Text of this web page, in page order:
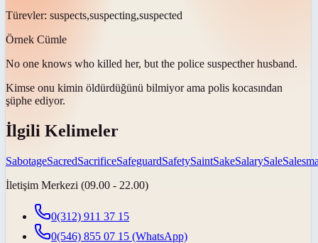
Türevler: suspects,suspecting,suspected
Örnek Cümle
No one knows who killed her, but the police suspecther husband.
Kimse onu kimin öldürdüğünü bilmiyor ama polis kocasından
şüphe ediyor.
İlgili Kelimeler
SabotageSacredSacrificeSafeguardSafetySaintSakeSalarySale
İletişim Merkezi (09.00 - 22.00)
0(312) 911 37 15
0(546) 855 07 15 (WhatsApp)